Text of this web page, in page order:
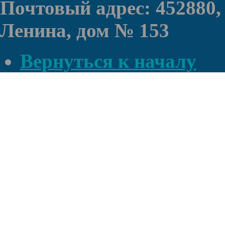
Почтовый адрес:
Ленина, дом № 153
Вернуться к началу